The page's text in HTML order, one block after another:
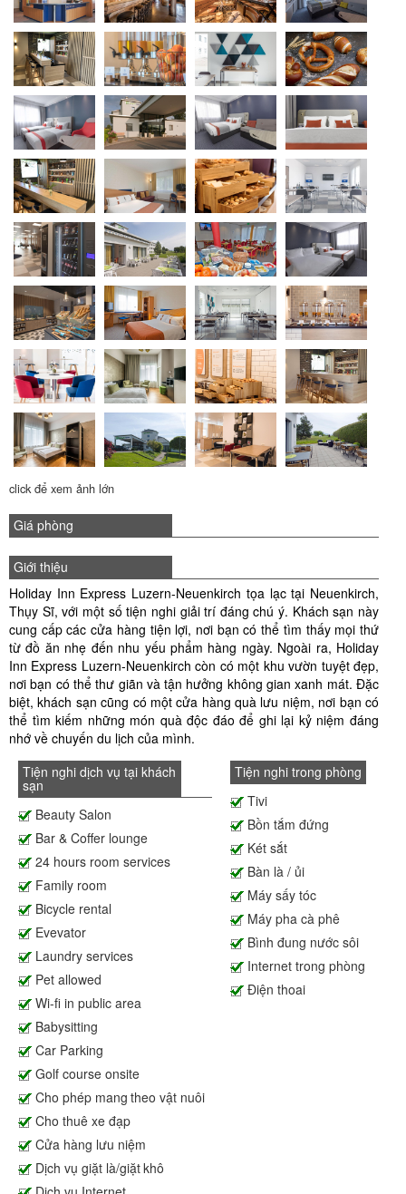
click để xem ảnh lớn
Giá phòng
Giới thiệu
Holiday Inn Express Luzern-Neuenkirch tọa lạc tại Neuenkirch,
Thụy Sĩ, với một số tiện nghi giải trí đáng chú ý. Khách sạn này
cung cấp các cửa hàng tiện lợi, nơi bạn có thể tìm thấy mọi thứ
từ đồ ăn nhẹ đến nhu yếu phẩm hàng ngày. Ngoài ra, Holiday
Inn Express Luzern-Neuenkirch còn có một khu vườn tuyệt đẹp,
nơi bạn có thể thư giãn và tận hưởng không gian xanh mát. Đặc
biệt, khách sạn cũng có một cửa hàng quà lưu niệm, nơi bạn có
thể tìm kiếm những món quà độc đáo để ghi lại kỷ niệm đáng
nhớ về chuyến du lịch của mình.
Tiện nghi dịch vụ tại khách
sạn
Beauty Salon
Bar & Coffer lounge
24 hours room services
Family room
Bicycle rental
Evevator
Laundry services
Pet allowed
Wi-fi in public area
Babysitting
Car Parking
Golf course onsite
Cho phép mang theo vật nuôi
Cho thuê xe đạp
Cửa hàng lưu niệm
Dịch vụ giặt là/giặt khô
Tiện nghi trong phòng
Tivi
Bồn tắm đứng
Két sắt
Bàn là / ủi
Máy sấy tóc
Máy pha cà phê
Bình đung nước sôi
Internet trong phòng
Điện thoai